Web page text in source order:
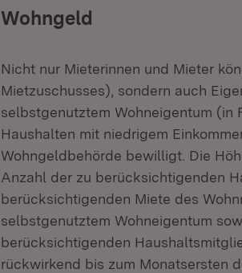
Wohngeld
Nicht nur Mieterinnen und Mieter
Mietzuschusses), sondern auch
selbstgenutztem Wohneigentum (in
Haushalten mit niedrigem
Wohngeldbehörde bewilligt. Die
Anzahl der zu berücksichtigenden
berücksichtigenden Miete des
selbstgenutztem Wohneigentum
berücksichtigenden
rückwirkend bis zum Monatsersten